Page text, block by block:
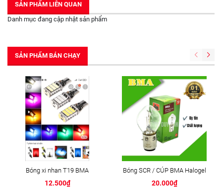
SẢN PHẨM LIÊN QUAN
Danh mục đang cập nhật sản phẩm
SẢN PHẨM BÁN CHẠY
Bóng xi nhan T19 BMA
12.500₫
Bóng SCR / CÚP BMA Halogel
20.000₫